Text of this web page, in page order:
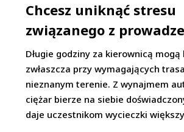
Chcesz uniknąć stresu
związanego z
Długie godziny za kierownicą mogą
zwłaszcza przy wymagających
nieznanym terenie. Z wynajmem
ciężar bierze na siebie
daje uczestnikom wycieczki